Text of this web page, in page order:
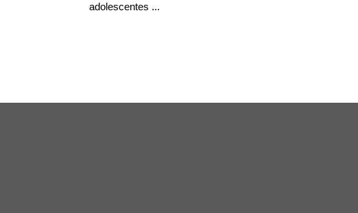
adolescentes ...